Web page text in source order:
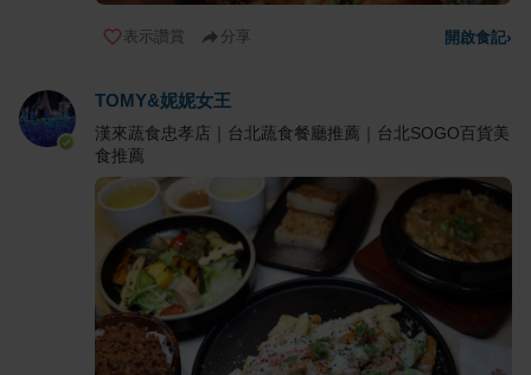
表示讚賞 分享 開啟食記›
TOMY&妮妮女王
漢來蔬食忠孝店｜台北蔬食餐廳推薦｜台北SOGO百貨美
食推薦